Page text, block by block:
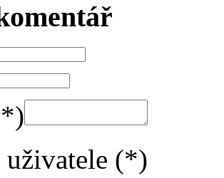
uživatele (*)